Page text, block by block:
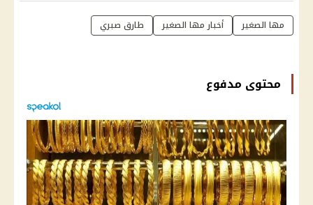
مها الصغير أخبار مها الصغير طارق صبري
محتوى مدفوع